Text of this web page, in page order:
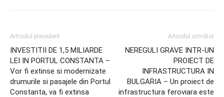
Articolul precedent
INVESTITII DE 1,5 MILIARDE
LEI IN PORTUL CONSTANTA –
Vor fi extinse si modernizate
drumurile si pasajele din Portul
Constanta, va fi extinsa
Articolul următor
NEREGULI GRAVE INTR-UN
PROIECT DE
INFRASTRUCTURA IN
BULGARIA – Un proiect de
infrastructura feroviara este